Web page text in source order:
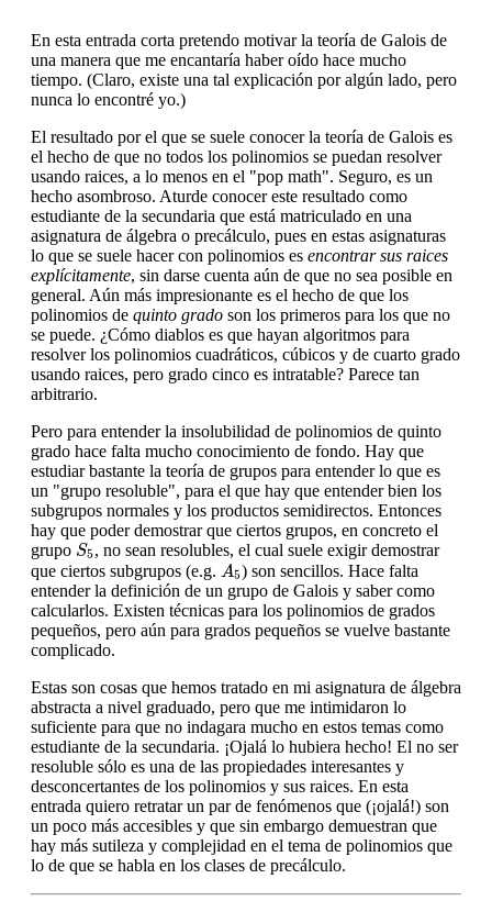
En esta entrada corta pretendo motivar la teoría de Galois de
una manera que me encantaría haber oído hace mucho
tiempo. (Claro, existe una tal explicación por algún lado, pero
nunca lo encontré yo.)
El resultado por el que se suele conocer la teoría de Galois es
el hecho de que no todos los polinomios se puedan resolver
usando raices, a lo menos en el "pop math". Seguro, es un
hecho asombroso. Aturde conocer este resultado como
estudiante de la secundaria que está matriculado en una
asignatura de álgebra o precálculo, pues en estas asignaturas
lo que se suele hacer con polinomios es encontrar sus raices
explícitamente, sin darse cuenta aún de que no sea posible en
general. Aún más impresionante es el hecho de que los
polinomios de quinto grado son los primeros para los que no
se puede. ¿Cómo diablos es que hayan algoritmos para
resolver los polinomios cuadráticos, cúbicos y de cuarto grado
usando raices, pero grado cinco es intratable? Parece tan
arbitrario.
Pero para entender la insolubilidad de polinomios de quinto
grado hace falta mucho conocimiento de fondo. Hay que
estudiar bastante la teoría de grupos para entender lo que es
un "grupo resoluble", para el que hay que entender bien los
subgrupos normales y los productos semidirectos. Entonces
hay que poder demostrar que ciertos grupos, en concreto el
grupo S5
S5, no sean resolubles, el cual suele exigir demostrar
que ciertos subgrupos (e.g. A5
A 5) son sencillos. Hace falta
entender la definición de un grupo de Galois y saber como
calcularlos. Existen técnicas para los polinomios de grados
pequeños, pero aún para grados pequeños se vuelve bastante
complicado.
Estas son cosas que hemos tratado en mi asignatura de álgebra
abstracta a nivel graduado, pero que me intimidaron lo
suficiente para que no indagara mucho en estos temas como
estudiante de la secundaria. ¡Ojalá lo hubiera hecho! El no ser
resoluble sólo es una de las propiedades interesantes y
desconcertantes de los polinomios y sus raices. En esta
entrada quiero retratar un par de fenómenos que (¡ojalá!) son
un poco más accesibles y que sin embargo demuestran que
hay más sutileza y complejidad en el tema de polinomios que
lo de que se habla en los clases de precálculo.